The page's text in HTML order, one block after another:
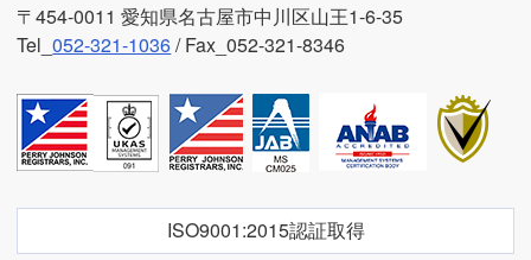
〒454-0011 愛知県名古屋市中川区山王1-6-35
Tel_052-321-1036/ Fax_052-321-8346
ISO9001:2015認証取得